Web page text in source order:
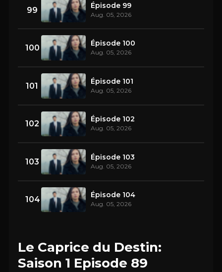
99 Épisode 99
Aug. 05, 2026
100 Épisode 100
Aug. 05, 2026
101 Épisode 101
Aug. 05, 2026
102 Épisode 102
Aug. 05, 2026
103 Épisode 103
Aug. 05, 2026
104 Épisode 104
Aug. 05, 2026
Le Caprice du Destin:
Saison 1 Episode 89